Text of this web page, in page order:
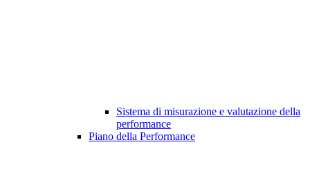
Sistema di misurazione e valutazione della
performance
Piano della Performance